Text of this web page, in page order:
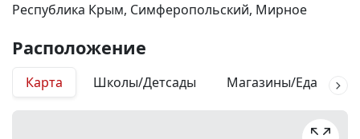
Республика Крым, Симферопольский, Мирное
Расположение
Карта Школы/Детсады Магазины/Еда